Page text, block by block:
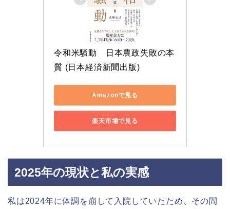
令和米騒動　日本農政失敗の本
質 (日本経済新聞出版)
Amazonで見る
楽天市場で見る
2025年の現状と私の実感
私は2024年に体調を崩して入院していたため、その間